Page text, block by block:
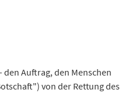
den Auftrag, den Menschen
von der Rettung des